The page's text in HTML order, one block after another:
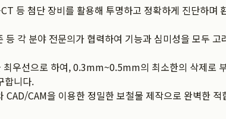
등 첨단 장비를 활용해 투명하고 정확하게 진단하며
등 각 분야 전문의가 협력하여 기능과 심미성을 모두 고
최우선으로 하여, 0.3mm~0.5mm의 최소한의 삭제로
합니다.
CAD/CAM을 이용한 정밀한 보철물 제작으로 완벽한 적